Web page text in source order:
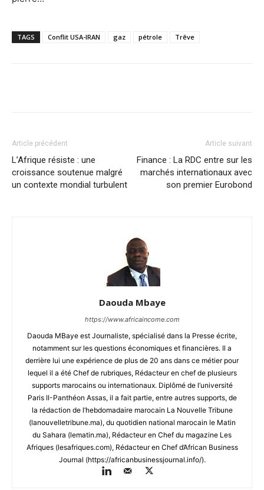
TAGS Conflit USA-IRAN gaz pétrole Trêve
Article précédent
L’Afrique résiste : une
croissance soutenue malgré
un contexte mondial turbulent
Article suivant
Finance : La RDC entre sur les
marchés internationaux avec
son premier Eurobond
Daouda Mbaye
https://www.africaincome.com
Daouda MBaye est Journaliste, spécialisé dans la Presse écrite,
notamment sur les questions économiques et financières. Il a
derrière lui une expérience de plus de 20 ans dans ce métier pour
lequel il a été Chef de rubriques, Rédacteur en chef de plusieurs
supports marocains ou internationaux. Diplômé de l’université
Paris II-Panthéon Assas, il a fait partie, entre autres supports, de
la rédaction de l’hebdomadaire marocain La Nouvelle Tribune
(lanouvelletribune.ma), du quotidien national marocain le Matin
du Sahara (lematin.ma), Rédacteur en Chef du magazine Les
Afriques (lesafriques.com), Rédacteur en Chef d’African Business
Journal (https://africanbusinessjournal.info/).